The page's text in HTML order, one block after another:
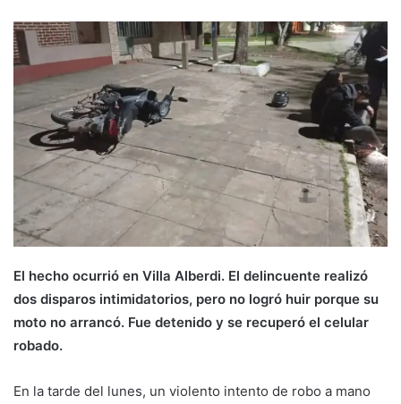
El hecho ocurrió en Villa Alberdi. El delincuente realizó
dos disparos intimidatorios, pero no logró huir porque su
moto no arrancó. Fue detenido y se recuperó el celular
robado.
En la tarde del lunes, un violento intento de robo a mano